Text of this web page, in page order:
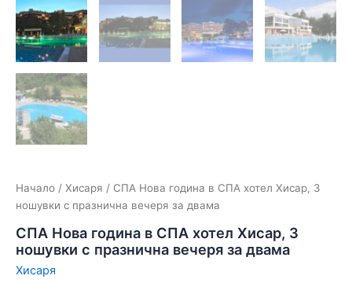
Начало / Хисаря / СПА Нова година в СПА хотел Хисар, 3
ношувки с празнична вечеря за двама
СПА Нова година в СПА хотел Хисар, 3
ношувки с празнична вечеря за двама
Хисаря